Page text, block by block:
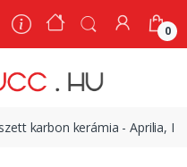
0
karbon kerámia - Aprilia,
0